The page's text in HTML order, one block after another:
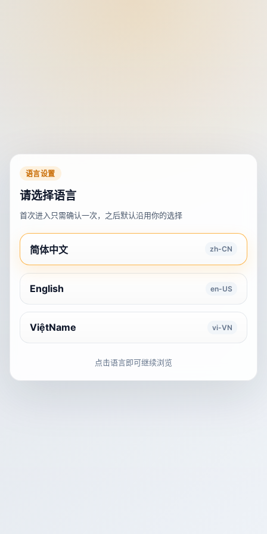
语言设置
请选择语言
首次进入只需确认一次，之后默认沿用你的选择
简体中文 zh-CN
English en-US
ViệtName vi-VN
点击语言即可继续浏览